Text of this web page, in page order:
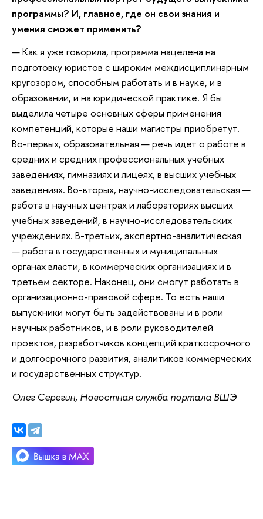
программы? И, главное, где он свои знания и
умения сможет применить?
— Как я уже говорила, программа нацелена на
подготовку юристов с широким междисциплинарным
кругозором, способным работать и в науке, и в
образовании, и на юридической практике. Я бы
выделила четыре основных сферы применения
компетенций, которые наши магистры приобретут.
Во-первых, образовательная — речь идет о работе в
средних и средних профессиональных учебных
заведениях, гимназиях и лицеях, в высших учебных
заведениях. Во-вторых, научно-исследовательская —
работа в научных центрах и лабораториях высших
учебных заведений, в научно-исследовательских
учреждениях. В-третьих, экспертно-аналитическая
— работа в государственных и муниципальных
органах власти, в коммерческих организациях и в
третьем секторе. Наконец, они смогут работать в
организационно-правовой сфере. То есть наши
выпускники могут быть задействованы и в роли
научных работников, и в роли руководителей
проектов, разработчиков концепций краткосрочного
и долгосрочного развития, аналитиков коммерческих
и государственных структур.
Олег Серегин, Новостная служба портала ВШЭ